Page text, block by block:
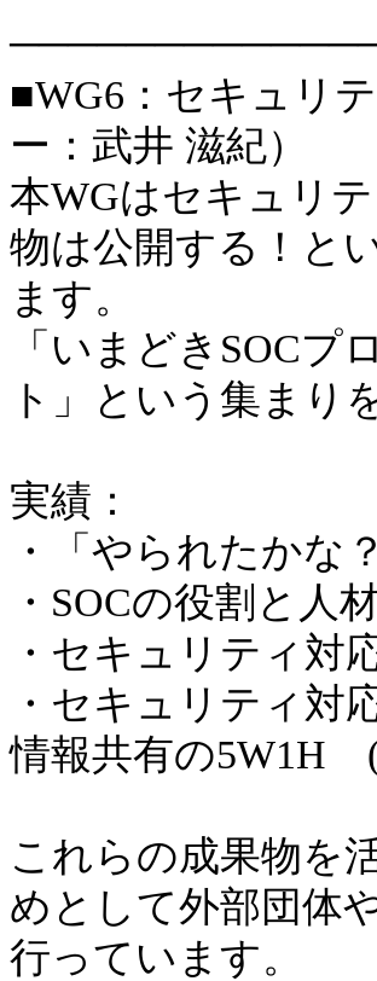
■WG6：セキュリ
ー：武井 滋紀）
本WGはセキュリ
物は公開する！と
ます。
「いまどきSOC
ト」という集まり
実績：
・「やられたかな
・SOCの役割と人
・セキュリティ対
・セキュリティ対
情報共有の5W1H
これらの成果物を
めとして外部団体
行っています。